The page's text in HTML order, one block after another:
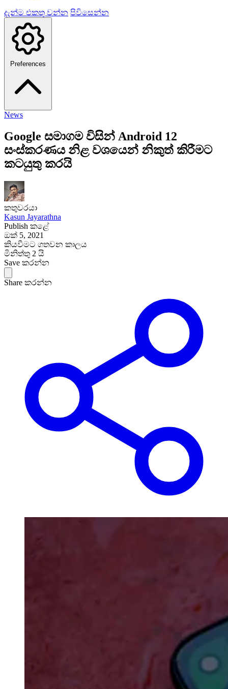
දැන්ම එකතු වන්න පිවිසෙන්න
Preferences
News
Google සමාගම විසින් Android 12
සංස්කරණය නිළ වශයෙන් නිකුත් කිරීමට
කටයුතු කරයි
කතුවරයා
Kasun Jayarathna
Publish කළේ
ඔක් 5, 2021
කියවීමට ගතවන කාලය
මිනිත්තු 2 යි
Save කරන්න
Share කරන්න